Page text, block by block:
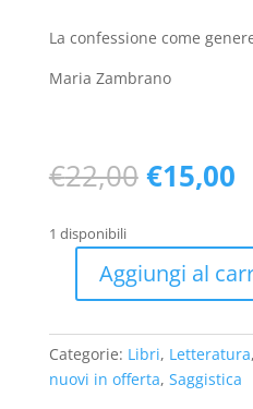
La confessione come
Maria Zambrano
€22,00 Il
prezzo
era:
€22,00.
€15,00Il
1 disponibili
come
genere
letterario-
Aggiungi al
Categorie: Libri, Letteratura,
nuovi in offerta, Saggistica